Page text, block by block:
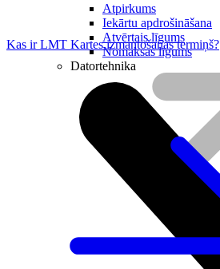
Atpirkums
Iekārtu apdrošināšana
Atvērtais līgums
Nomaksas līgums
Datortehnika
Kas ir LMT Kartes izmantošanas termiņš?